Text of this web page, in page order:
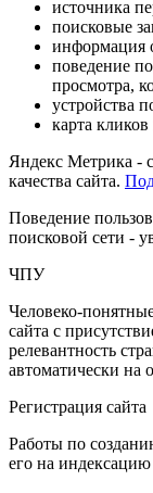
источника
поисковые
информация
поведение
просмотра,
устройства
карта
Яндекс Метрика -
качества сайта.
Поведение
поисковой сети -
ЧПУ
Человеко-
сайта с
релевантность
автоматически на
Регистрация сайта
Работы по
его на